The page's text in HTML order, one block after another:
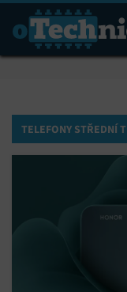
TELEFONY STŘEDNÍ